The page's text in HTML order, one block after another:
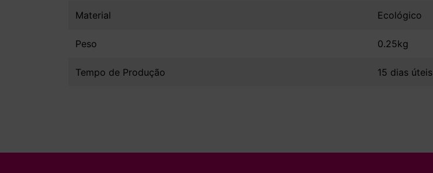
Material Ecológico
Peso 0.25kg
Tempo de Produção 15 dias úteis